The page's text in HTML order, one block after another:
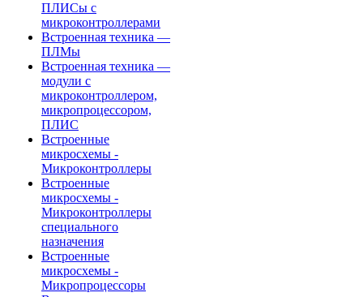
ПЛИСы с
микроконтроллерами
Встроенная техника —
ПЛМы
Встроенная техника —
модули с
микроконтроллером,
микропроцессором,
ПЛИС
Встроенные
микросхемы -
Микроконтроллеры
Встроенные
микросхемы -
Микроконтроллеры
специального
назначения
Встроенные
микросхемы -
Микропроцессоры